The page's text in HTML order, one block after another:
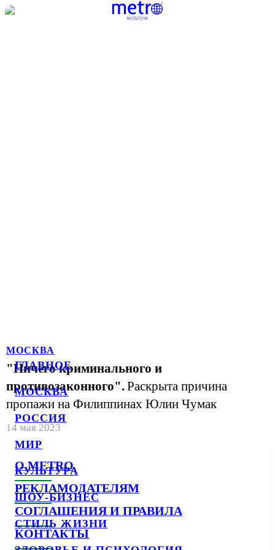
ГЛАВНОЕ
МОСКВА
РОССИЯ
МИР
КУЛЬТУРА
ШОУ-БИЗНЕС
СТИЛЬ ЖИЗНИ
МОСКВА
"Ничего криминального и
противозаконного".Раскрыта причина
пропажи на Филиппинах Юлии Чумак
14 мая 2023
О METRO
РЕКЛАМОДАТЕЛЯМ
СОГЛАШЕНИЯ И ПРАВИЛА
КОНТАКТЫ